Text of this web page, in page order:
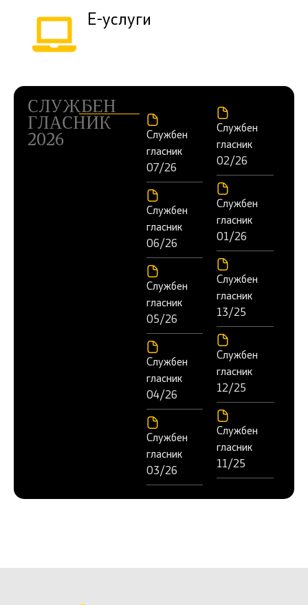
Е-услуги
СЛУЖБЕН
ГЛАСНИК
2026
Службен
гласник
07/26
Службен
гласник
06/26
Службен
гласник
05/26
Службен
гласник
04/26
Службен
гласник
03/26
Службен
гласник
02/26
Службен
гласник
01/26
Службен
гласник
13/25
Службен
гласник
12/25
Службен
гласник
11/25